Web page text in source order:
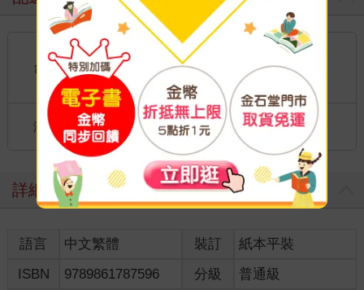
「誰啊？」
「津木乒助，還有福地細螺，我去拜託他們好了。」本喵不知金
田出身何地，只是很訝異那個地方怎麼都出一堆名字古怪的人。
金田又說了：「那傢伙是英文教師嗎？」
「是啊，聽車夫家的大嬸說，好像是教英文閱讀的吧。」
「大概也不是什麼像樣的教師。」有錢人講話如此粗俗，本喵也
算開了眼界。
「之前我遇到乒助，乒助說學校裡出了一個怪傢伙，學生問那傢
伙番茶的英文是什麼，他竟然正經八百地回答Savage tea，成了
教師之間的笑柄，有那樣的教師，其他人都很困擾呢，現在想來
一定是你講的那個教師。」
「肯定是他沒錯，看他就是一副滿嘴蠢話的模樣，還留著討厭的
「真不像話。」留鬍子就叫不像話，那我們貓咪沒有一隻像話的
「還有那個叫迷亭還是酩酊的，也是個白目又浮誇的傢伙，說什
台灣
國內宅配：本島、離島
到店取貨：
不限金額免運費
海外
國際快遞：全球
港澳店取：
詳細資料
語言 中文繁體 裝訂
紙本平裝
ISBN
9789861787596 分級 普通級